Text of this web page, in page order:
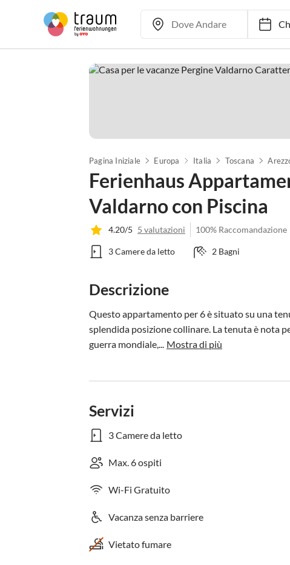
Pagina Iniziale Europa Italia Toscana
Ferienhaus
Valdarno con Piscina
4.20/5 5 valutazioni 100% Raccomandazione
3 Camere da letto 2 Bagni
Descrizione
Questo appartamento per 6 è situato su una
splendida posizione collinare. La tenuta è nota
guerra mondiale,... Mostra di più
Servizi
3 Camere da letto
Max. 6 ospiti
Wi-Fi Gratuito
Vacanza senza barriere
Vietato fumare